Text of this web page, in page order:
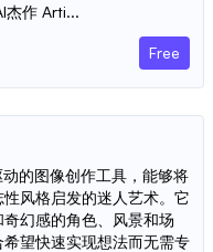
杰作 Arti...
Free
的图像创作工具，能够将
风格启发的迷人艺术。它
幻感的角色、风景和场
望快速实现想法而无需专